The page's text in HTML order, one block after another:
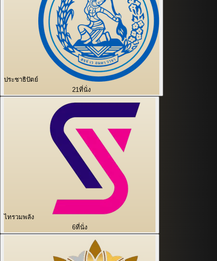
ประชาธิปัตย์
21ที่นั่ง
ไทรวมพลัง
6ที่นั่ง